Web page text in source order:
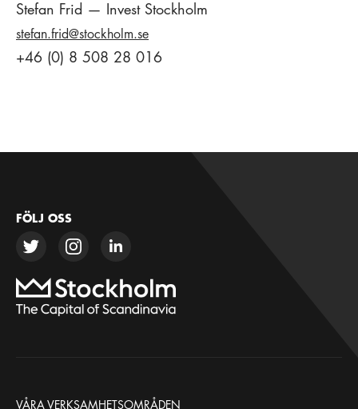
Stefan Frid — Invest Stockholm
stefan.frid@stockholm.se
+46 (0) 8 508 28 016
FÖLJ OSS
VÅRA VERKSAMHETSOMRÅDEN